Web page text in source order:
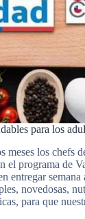
para los
meses los chefs
el programa de
entregar semana
novedosas,
para que